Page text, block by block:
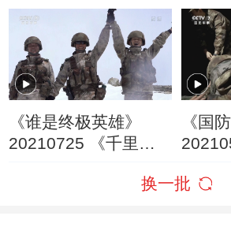
的“儿子”
《谁是终极英雄》
20210725 《千里边
《国
换一批